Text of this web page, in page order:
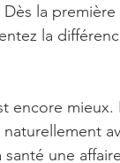
la
la
encore
santé une